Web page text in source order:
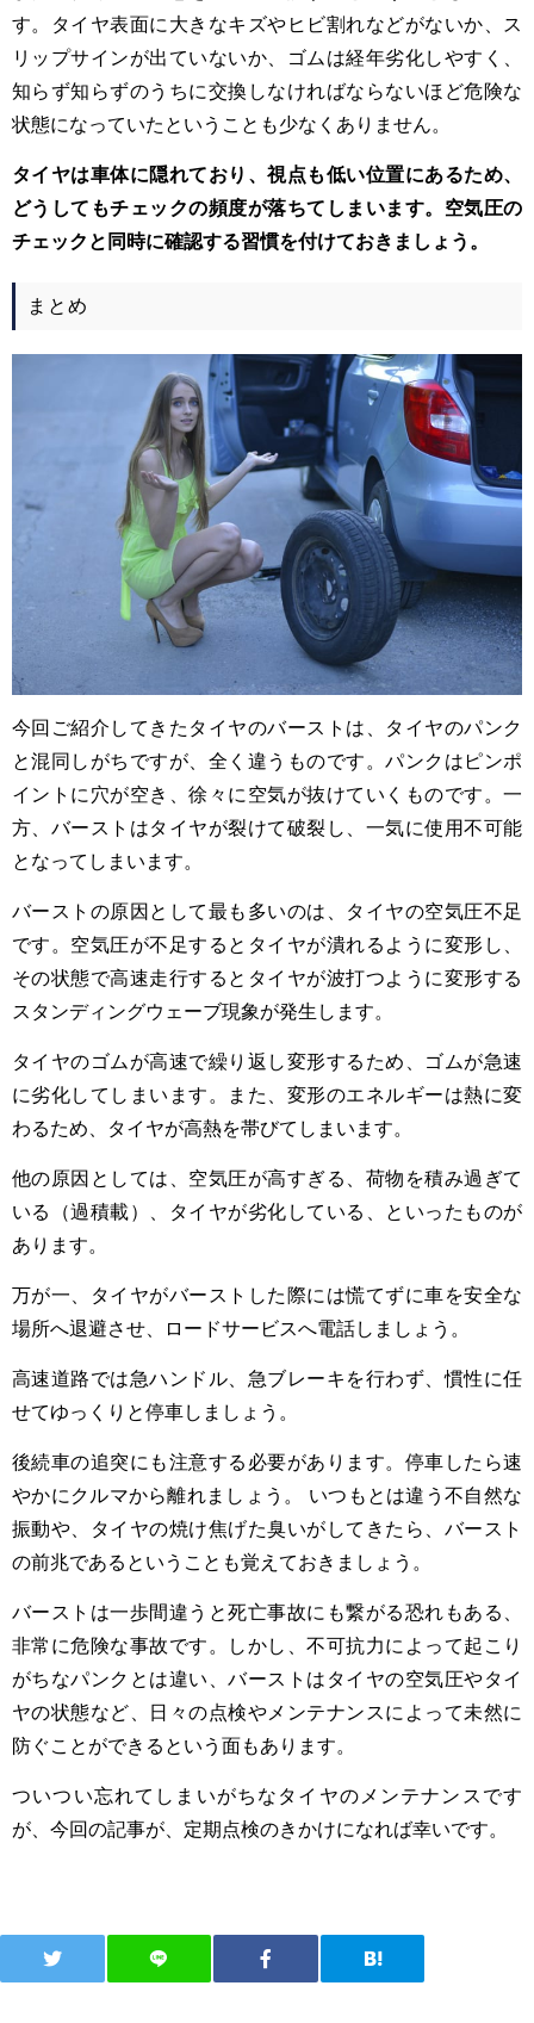
す。タイヤ表面に大きなキズやヒビ割れなどがないか、ス
リップサインが出ていないか、ゴムは経年劣化しやすく、
知らず知らずのうちに交換しなければならないほど危険な
状態になっていたということも少なくありません。
タイヤは車体に隠れており、視点も低い位置にあるため、
どうしてもチェックの頻度が落ちてしまいます。空気圧の
チェックと同時に確認する習慣を付けておきましょう。
まとめ
今回ご紹介してきたタイヤのバーストは、タイヤのパンク
と混同しがちですが、全く違うものです。パンクはピンポ
イントに穴が空き、徐々に空気が抜けていくものです。一
方、バーストはタイヤが裂けて破裂し、一気に使用不可能
となってしまいます。
バーストの原因として最も多いのは、タイヤの空気圧不足
です。空気圧が不足するとタイヤが潰れるように変形し、
その状態で高速走行するとタイヤが波打つように変形する
スタンディングウェーブ現象が発生します。
タイヤのゴムが高速で繰り返し変形するため、ゴムが急速
に劣化してしまいます。また、変形のエネルギーは熱に変
わるため、タイヤが高熱を帯びてしまいます。
他の原因としては、空気圧が高すぎる、荷物を積み過ぎて
いる（過積載）、タイヤが劣化している、といったものが
あります。
万が一、タイヤがバーストした際には慌てずに車を安全な
場所へ退避させ、ロードサービスへ電話しましょう。
高速道路では急ハンドル、急ブレーキを行わず、慣性に任
せてゆっくりと停車しましょう。
後続車の追突にも注意する必要があります。停車したら速
やかにクルマから離れましょう。 いつもとは違う不自然な
振動や、タイヤの焼け焦げた臭いがしてきたら、バースト
の前兆であるということも覚えておきましょう。
バーストは一歩間違うと死亡事故にも繋がる恐れもある、
非常に危険な事故です。しかし、不可抗力によって起こり
がちなパンクとは違い、バーストはタイヤの空気圧やタイ
ヤの状態など、日々の点検やメンテナンスによって未然に
防ぐことができるという面もあります。
ついつい忘れてしまいがちなタイヤのメンテナンスです
が、今回の記事が、定期点検のきかけになれば幸いです。